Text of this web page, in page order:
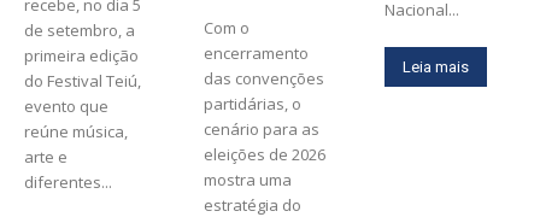
recebe, no dia 5
de setembro, a
primeira edição
do Festival Teiú,
evento que
reúne música,
arte e
diferentes...
Com o
encerramento
das convenções
partidárias, o
cenário para as
eleições de 2026
mostra uma
estratégia do
Nacional...
Leia mais